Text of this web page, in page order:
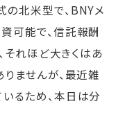
北米型で、BNYメ
可能で、信託報酬
れほど大きくはあ
りませんが、最近雑
るため、本日は分